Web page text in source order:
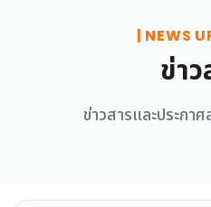
| NEWS
ข่าว
ข่าวสารและประกา